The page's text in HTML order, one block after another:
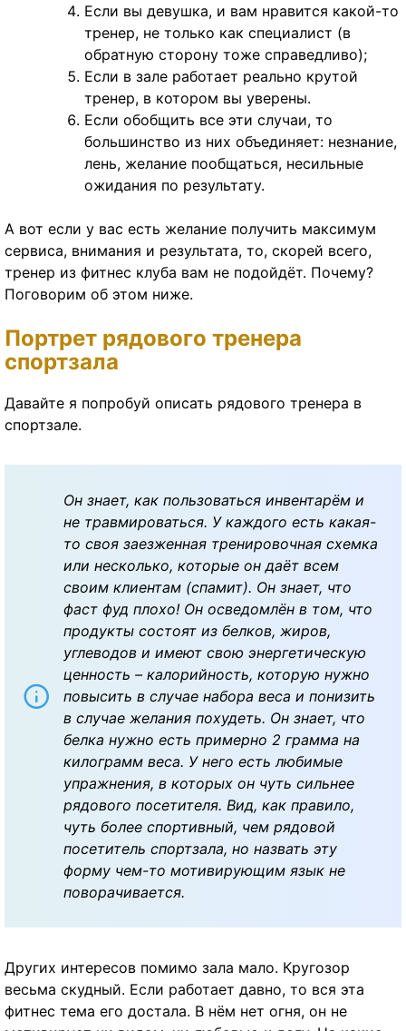
Если вы девушка, и вам нравится какой-то
тренер, не только как специалист (в
обратную сторону тоже справедливо);
Если в зале работает реально крутой
тренер, в котором вы уверены.
Если обобщить все эти случаи, то
большинство из них объединяет: незнание,
лень, желание пообщаться, несильные
ожидания по результату.
А вот если у вас есть желание получить максимум
сервиса, внимания и результата, то, скорей всего,
тренер из фитнес клуба вам не подойдёт. Почему?
Поговорим об этом ниже.
Портрет рядового тренера
спортзала
Давайте я попробуй описать рядового тренера в
спортзале.
Он знает, как пользоваться инвентарём и
не травмироваться. У каждого есть какая-
то своя заезженная тренировочная схемка
или несколько, которые он даёт всем
своим клиентам (спамит). Он знает, что
фаст фуд плохо! Он осведомлён в том, что
продукты состоят из белков, жиров,
углеводов и имеют свою энергетическую
ценность – калорийность, которую нужно
повысить в случае набора веса и понизить
в случае желания похудеть. Он знает, что
белка нужно есть примерно 2 грамма на
килограмм веса. У него есть любимые
упражнения, в которых он чуть сильнее
рядового посетителя. Вид, как правило,
чуть более спортивный, чем рядовой
посетитель спортзала, но назвать эту
форму чем-то мотивирующим язык не
поворачивается.
Других интересов помимо зала мало. Кругозор
весьма скудный. Если работает давно, то вся эта
фитнес тема его достала. В нём нет огня, он не